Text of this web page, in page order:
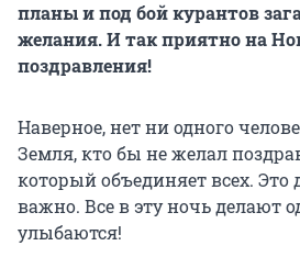
планы и под бой курантов
желания. И так приятно на
поздравления!
Наверное, нет ни одного
Земля, кто бы не желал
который объединяет всех. Это
важно. Все в эту ночь делают
улыбаются!